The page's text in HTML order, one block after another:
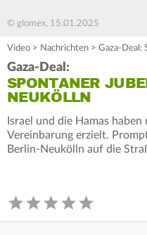
© glomex, 15.01.2025
Video > Nachrichten > Gaza-Deal:
Gaza-Deal:
SPONTANER
NEUKÖLLN
Israel und die Hamas
Vereinbarung erzielt.
Berlin-Neukölln auf die